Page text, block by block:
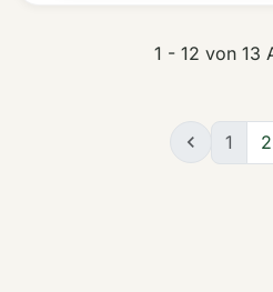
1 - 12 von 13
 1 2